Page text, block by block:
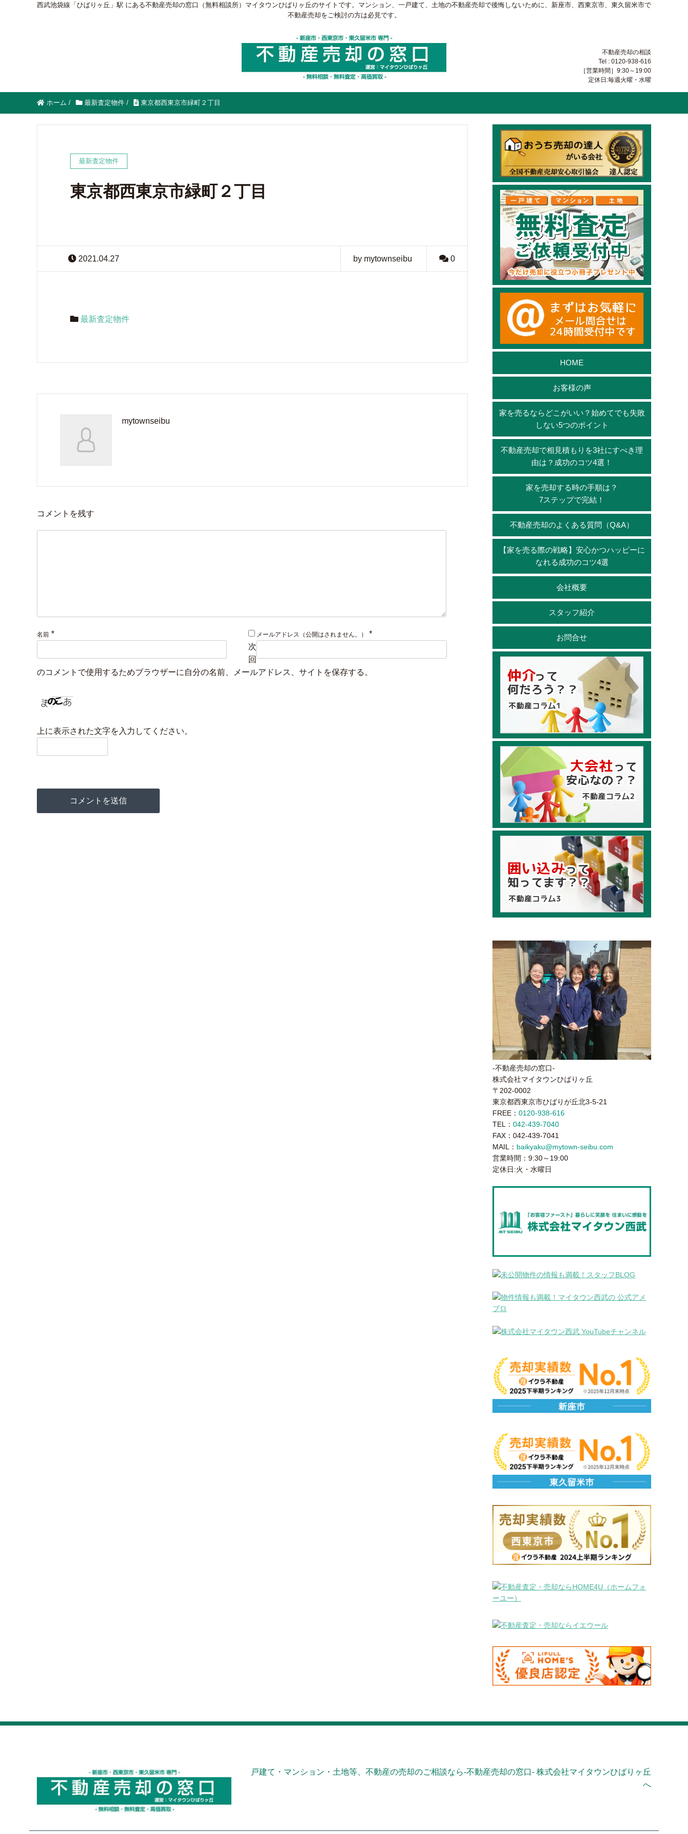
西武池袋線「ひばりヶ丘」駅 にある不動産売却の窓口（無料相談所）マイタウンひばりヶ丘のサイトです。マンション、一戸建て、土地の不動産売却で後悔しないために、新座市、西東京市、東久留米市で
不動産売却をご検討の方は必見です。
不動産売却の相談
Tel : 0120-938-616
［営業時間］9:30～19:00
定休日:毎週火曜・水曜
ホーム / 最新査定物件 / 東京都西東京市緑町２丁目
最新査定物件
東京都西東京市緑町２丁目
2021.04.27 by mytownseibu 0
最新査定物件
mytownseibu
コメントを残す
名前 * メールアドレス（公開はされません。）
*
次
回
のコメントで使用するためブラウザーに自分の名前、メールアドレス、サイトを保存する。
上に表示された文字を入力してください。
HOME
お客様の声
家を売るならどこがいい？始めてでも失敗
しない5つのポイント
不動産売却で相見積もりを3社にすべき理
由は？成功のコツ4選！
家を売却する時の手順は？
7ステップで完結！
不動産売却のよくある質問（Q&A）
【家を売る際の戦略】安心かつハッピーに
なれる成功のコツ4選
会社概要
スタッフ紹介
お問合せ
-不動産売却の窓口-
株式会社マイタウンひばりヶ丘
〒202-0002
東京都西東京市ひばりが丘北3-5-21
FREE： 0120-938-616
TEL： 042-439-7040
FAX：042-439-7041
MAIL： baikyaku@mytown-seibu.com
営業時間：9:30～19:00
定休日:火・水曜日
戸建て・マンション・土地等、不動産の売却のご相談なら-不動産売却の窓口- 株式会社マイタウンひばりヶ丘
へ